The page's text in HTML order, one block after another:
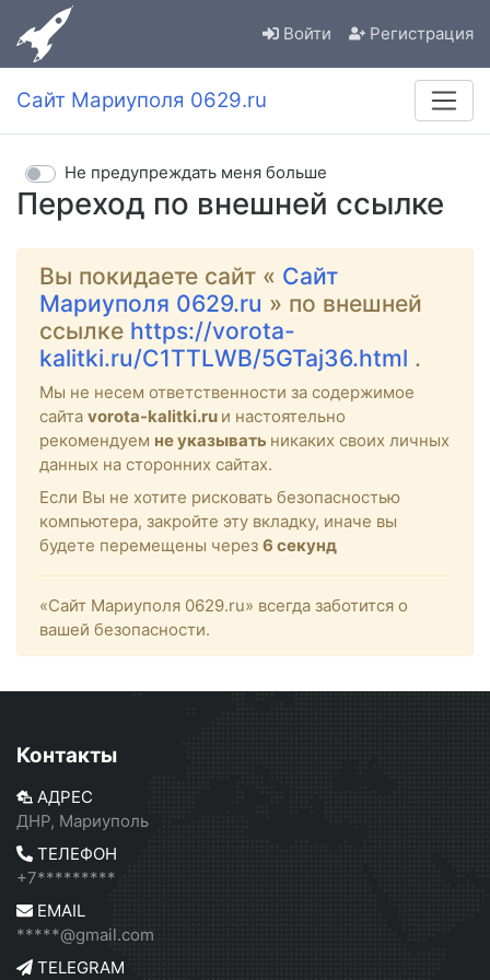
Войти Регистрация
Сайт Мариуполя 0629.ru
Переход по внешней ссылке
Не предупреждать меня больше
Вы покидаете сайт « Сайт
Мариуполя 0629.ru » по внешней
ссылке https://vorota-
kalitki.ru/C1TTLWB/5GTaj36.html .
Мы не несем ответственности за содержимое
сайта vorota-kalitki.ru и настоятельно
рекомендуем не указывать никаких своих личных
данных на сторонних сайтах.
Если Вы не хотите рисковать безопасностью
компьютера, закройте эту вкладку, иначе вы
будете перемещены через 6 секунд
«Сайт Мариуполя 0629.ru» всегда заботится о
вашей безопасности.
Контакты
АДРЕС
ДНР, Мариуполь
ТЕЛЕФОН
+7*********
EMAIL
*****@gmail.com
TELEGRAM